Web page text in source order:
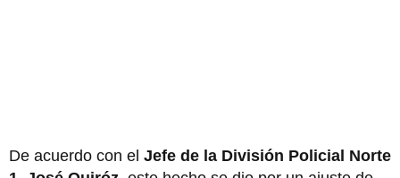
De acuerdo con el Jefe de la División Policial Norte